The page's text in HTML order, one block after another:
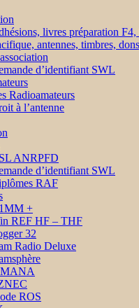
livres préparation
antennes, timbres,
d’identifiant SWL
Radioamateurs
à l’antenne
ANRPFD
d’identifiant SWL
RAF
+
REF HF – THF
32
Radio Deluxe
ROS